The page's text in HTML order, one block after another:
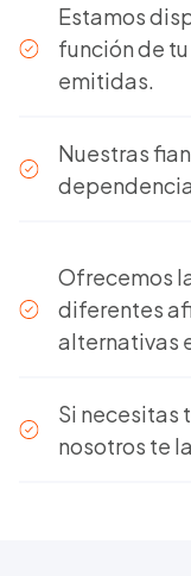
Estamos
función de
emitidas.
Nuestras
Ofrecemos
diferentes
alternativas
Si necesitas
nosotros te